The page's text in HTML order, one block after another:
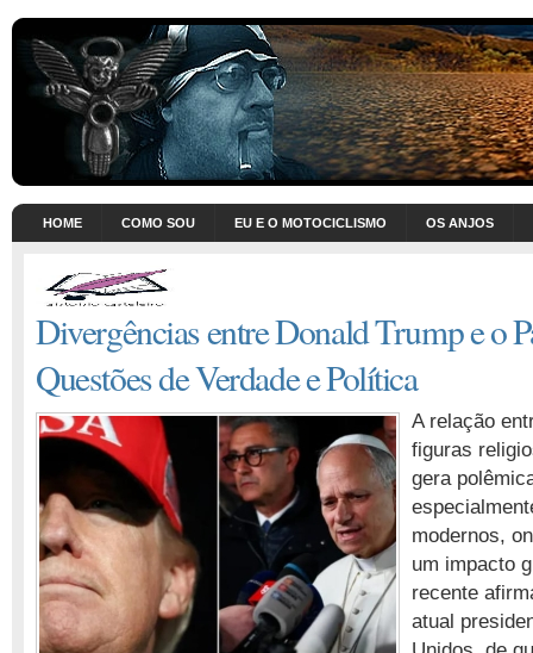
HOME COMO SOU EU E O MOTOCICLISMO OS ANJOS
Divergências entre Donald Trump e o
Questões de Verdade e Política
A relação
figuras
gera
modernos,
um impacto
recente
atual